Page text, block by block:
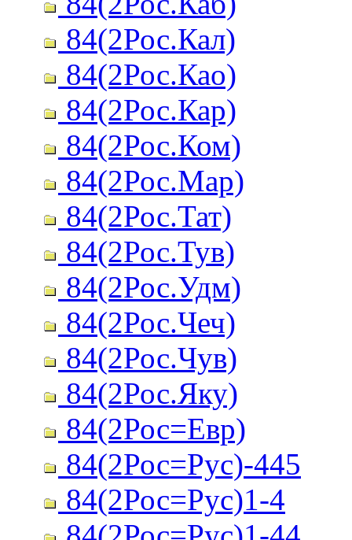
84(2Рос.Кал)
84(2Рос.Као)
84(2Рос.Кар)
84(2Рос.Ком)
84(2Рос.Мар)
84(2Рос.Тат)
84(2Рос.Тув)
84(2Рос.Удм)
84(2Рос.Чеч)
84(2Рос.Чув)
84(2Рос.Яку)
84(2Рос=Евр)
84(2Рос=Рус)-445
84(2Рос=Рус)1-4